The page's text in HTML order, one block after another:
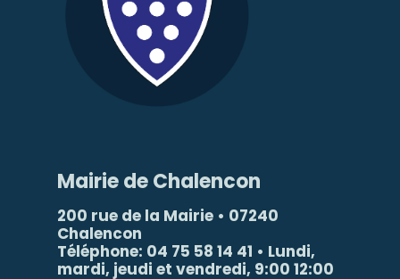
Mairie de Chalencon
200 rue de la Mairie • 07240
Chalencon
Téléphone: 04 75 58 14 41 • Lundi,
mardi, jeudi et vendredi, 9:00 12:00